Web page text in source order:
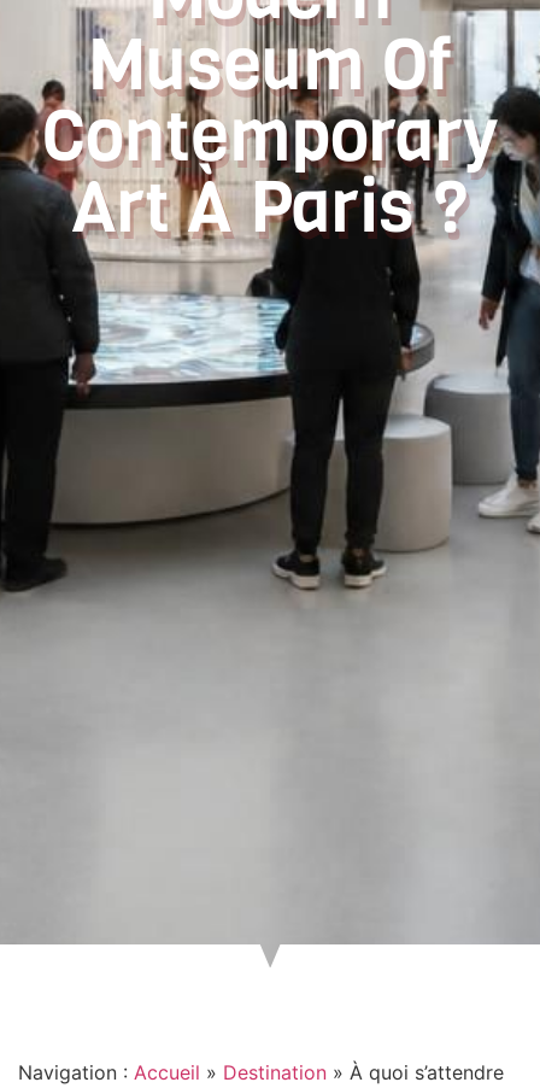
Museum Of
Contemporary
Art À Paris ?
Navigation : Accueil » Destination » À quoi s’attendre